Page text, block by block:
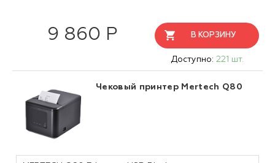
9 860 Р В КОРЗИНУ
Доступно: 221 шт.
Чековый принтер Mertech Q80